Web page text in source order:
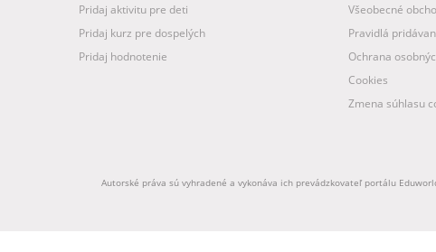
Pridaj aktivitu pre deti
Pridaj kurz pre dospelých
Pridaj hodnotenie
Všeobecné
Pravidlá
Ochrana
Cookies
Zmena súhlasu
Autorské práva sú vyhradené a vykonáva ich prevádzkovateľ portálu